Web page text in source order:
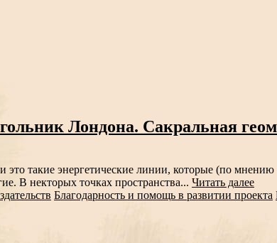
Лондона. Сакральная
такие энергетические линии, которые (по
В некторых точках пространства... Читать далее
Благодарность и помощь в развитии проекта